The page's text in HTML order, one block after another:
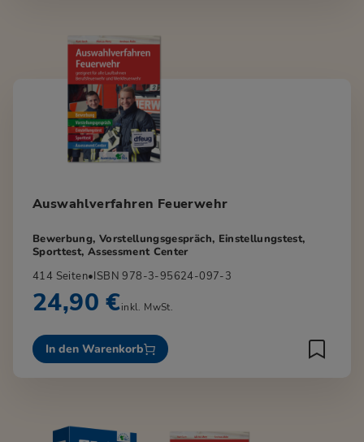
Auswahlverfahren Feuerwehr
Bewerbung, Vorstellungsgespräch, Einstellungstest,
Sporttest, Assessment Center
414 Seiten•ISBN 978-3-95624-097-3
24,90 €inkl. MwSt.
In den Warenkorb